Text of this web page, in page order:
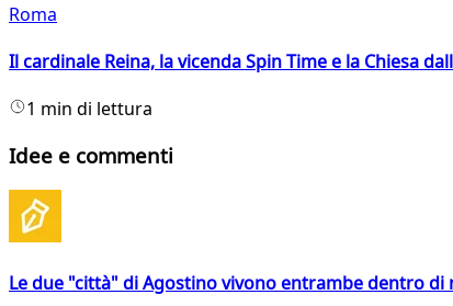
Roma
Il cardinale Reina, la vicenda Spin Time e la Chiesa
1 min di lettura
Idee e commenti
Le due "città" di Agostino vivono entrambe dentro di